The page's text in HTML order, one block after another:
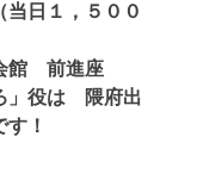
当日１，５００
館　前進座
」役は　隈府出
！